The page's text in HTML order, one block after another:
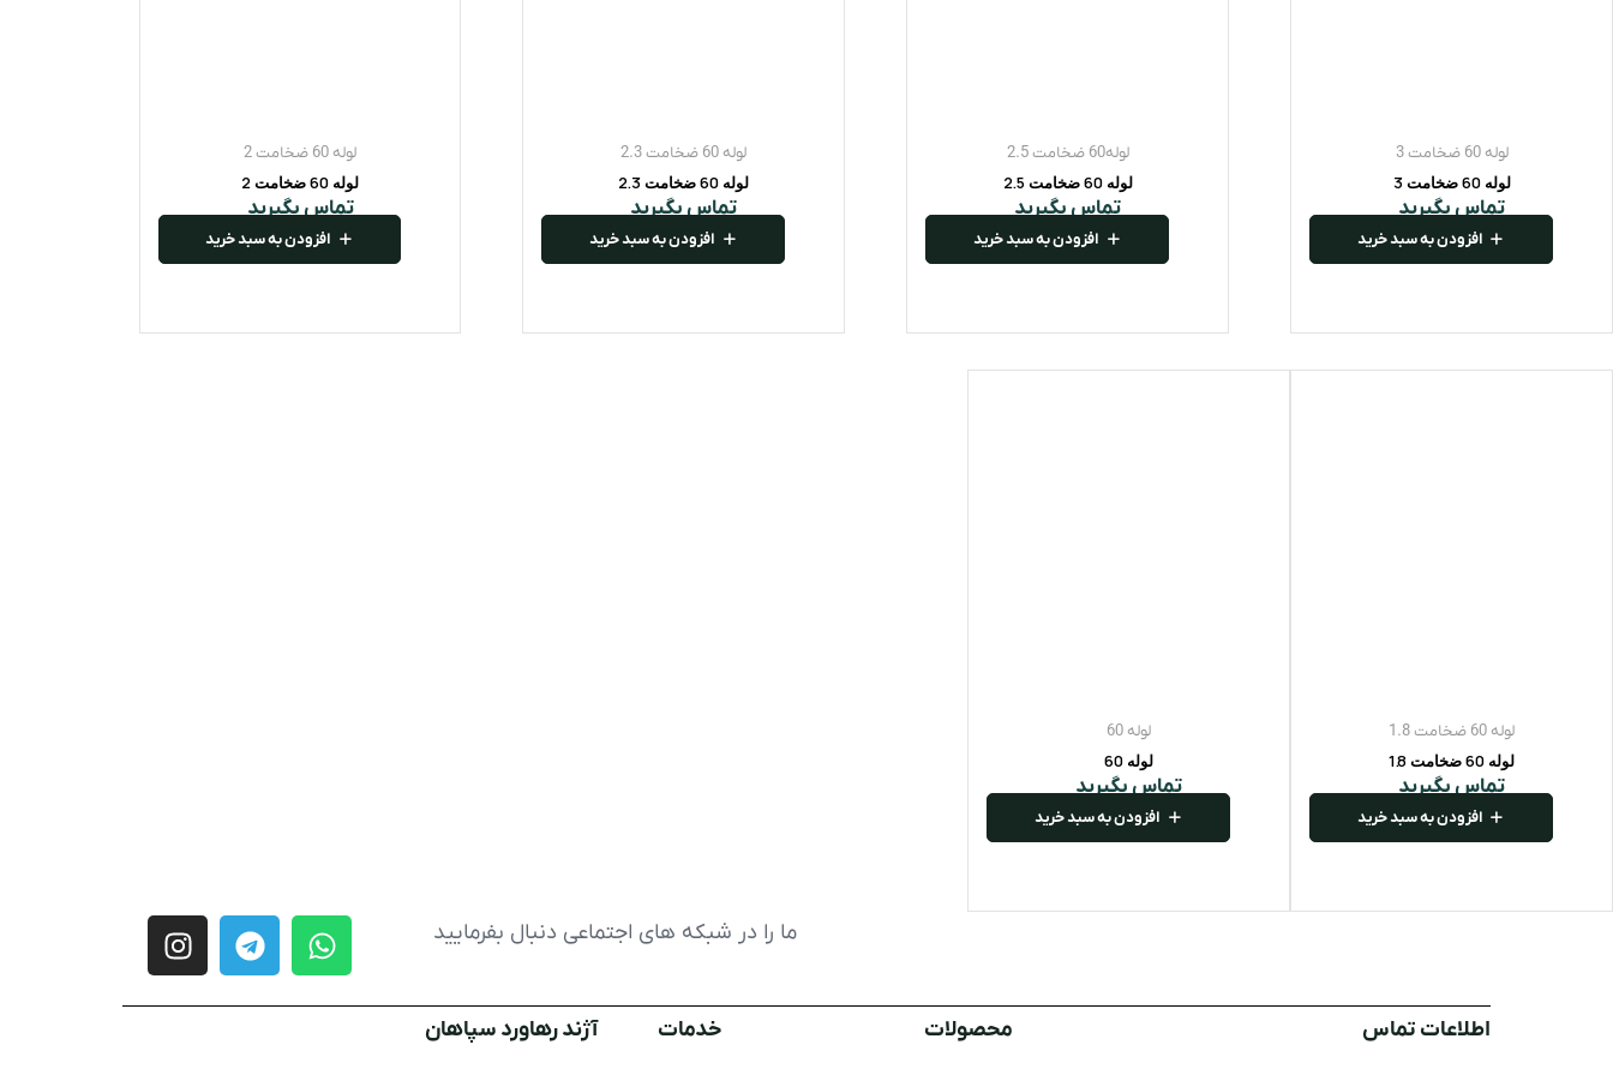
لوله 60 ضخامت 3
لوله 60 ضخامت 3
تماس بگیرید
افزودن به سبد خرید
لوله60 ضخامت 2.5
لوله 60 ضخامت 2.5
تماس بگیرید
افزودن به سبد خرید
لوله 60 ضخامت 2.3
لوله 60 ضخامت 2.3
تماس بگیرید
افزودن به سبد خرید
لوله 60 ضخامت 2
لوله 60 ضخامت 2
تماس بگیرید
افزودن به سبد خرید
لوله 60 ضخامت 1.8
لوله 60 ضخامت 1.8
تماس بگیرید
افزودن به سبد خرید
لوله 60
لوله 60
تماس بگیرید
افزودن به سبد خرید
ما را در شبکه های اجتماعی دنبال بفرمایید
اطلاعات تماس محصولات خدمات آژند رهاورد سپاهان